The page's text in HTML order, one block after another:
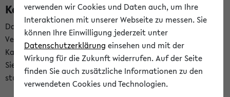
Kalenderintegration
Das eKVV bietet Ihnen die Möglichkeit,
Veranstaltungstermine in eine Vielzahl von
Kalenderanwendungen einzubinden. Auf diese Weise können
Sie einen gemeinsamen Überblick über Ihre privaten und
studienbezogenen Termine erhalten.
verwenden wir Cookies und Daten auch, um Ihre
Interaktionen mit unserer Webseite zu messen. Sie
können Ihre Einwilligung jederzeit unter
Datenschutzerklärung einsehen und mit der
Wirkung für die Zukunft widerrufen. Auf der Seite
finden Sie auch zusätzliche Informationen zu den
verwendeten Cookies und Technologien.